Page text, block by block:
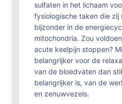
sulfaten in het lichaam
fysiologische taken die zij
bijzonder in de
mitochondria. Zou
acute keelpijn stoppen?
belangrijker voor de
van de bloedvaten dan
belangrijker is, van de
en zenuwvezels.